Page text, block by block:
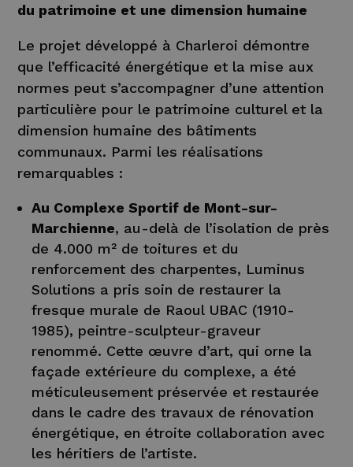
du patrimoine et une dimension humaine
Le projet développé à Charleroi démontre
que l’efficacité énergétique et la mise aux
normes peut s’accompagner d’une attention
particulière pour le patrimoine culturel et la
dimension humaine des bâtiments
communaux. Parmi les réalisations
remarquables :
Au Complexe Sportif de Mont-sur-
Marchienne, au-delà de l’isolation de près
de 4.000 m² de toitures et du
renforcement des charpentes, Luminus
Solutions a pris soin de restaurer la
fresque murale de Raoul UBAC (1910-
1985), peintre-sculpteur-graveur
renommé. Cette œuvre d’art, qui orne la
façade extérieure du complexe, a été
méticuleusement préservée et restaurée
dans le cadre des travaux de rénovation
énergétique, en étroite collaboration avec
les héritiers de l’artiste.